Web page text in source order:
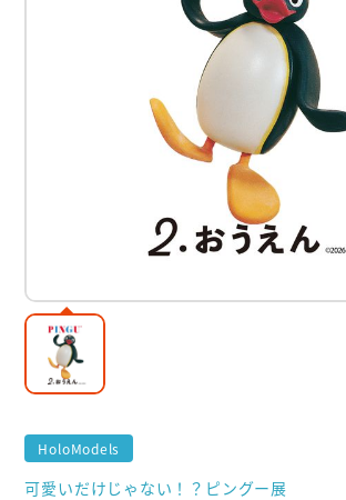
HoloModels
可愛いだけじゃない！？ピングー展